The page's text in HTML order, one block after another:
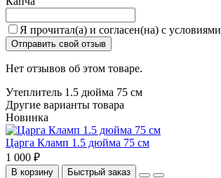
Я прочитал(а) и согласен(на) с условиями
Отправить свой отзыв
Нет отзывов об этом товаре.
Утеплитель 1.5 дюйма 75 см
Другие варианты товара
Новинка
Царга Кламп 1.5 дюйма 75 см
1 000 ₽
В корзину Быстрый заказ